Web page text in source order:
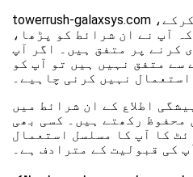
towerrush-galaxsys.com تک رسائی یا استعمال کرکے،
آپ نے ان شرائط کو پڑھا،
کرنے پر متفق ہیں۔ اگر آپ
سے متفق نہیں ہیں تو آپ کو
نہیں کرنی چاہیے۔
اطلاع کے ان شرائط میں
محفوظ رکھتے ہیں۔ کسی بھی
کا آپ کا مسلسل استعمال
کی قبولیت کے مترادف ہے۔